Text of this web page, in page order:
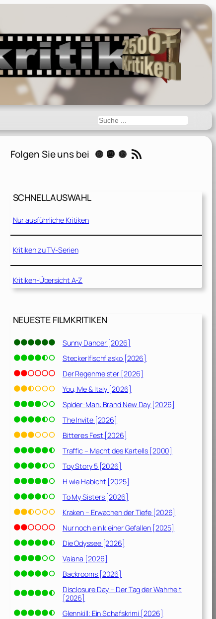
Suchen
Folgen Sie uns bei Instagram Mastodon Threads RSS-Feed
SCHNELLAUSWAHL
Nur ausführliche Kritiken
Kritiken zu TV-Serien
Kritiken-Übersicht A-Z
NEUESTE FILMKRITIKEN
Sunny Dancer [2026]
Steckerlfischfiasko [2026]
Der Regenmeister [2026]
You, Me & Italy [2026]
Spider-Man: Brand New Day [2026]
The Invite [2026]
Bitteres Fest [2026]
Traffic – Macht des Kartells [2000]
Toy Story 5 [2026]
H wie Habicht [2025]
To My Sisters [2026]
Kraken – Erwachen der Tiefe [2026]
Nur noch ein kleiner Gefallen [2025]
Die Odyssee [2026]
Vaiana [2026]
Backrooms [2026]
Disclosure Day – Der Tag der Wahrheit
[2026]
Glennkill: Ein Schafskrimi [2026]